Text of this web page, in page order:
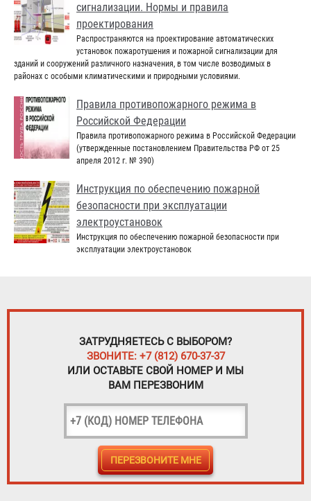
сигнализации. Нормы и правила
проектирования
Распространяются на проектирование автоматических
установок пожаротушения и пожарной сигнализации для
зданий и сооружений различного назначения, в том числе возводимых в
районах с особыми климатическими и природными условиями.
Правила противопожарного режима в
Российской Федерации
Правила противопожарного режима в Российской Федерации
(утвержденные постановлением Правительства РФ от 25
апреля 2012 г. № 390)
Инструкция по обеспечению пожарной
безопасности при эксплуатации
электроустановок
Инструкция по обеспечению пожарной безопасности при
эксплуатации электроустановок
ЗАТРУДНЯЕТЕСЬ С ВЫБОРОМ?
ЗВОНИТЕ: +7 (812) 670-37-37
ИЛИ ОСТАВЬТЕ СВОЙ НОМЕР И МЫ
ВАМ ПЕРЕЗВОНИМ